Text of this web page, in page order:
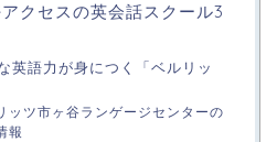
クセスの英会話スクール3
英語力が身につく「ベルリッ
ッツ市ヶ谷ランゲージセンターの
報